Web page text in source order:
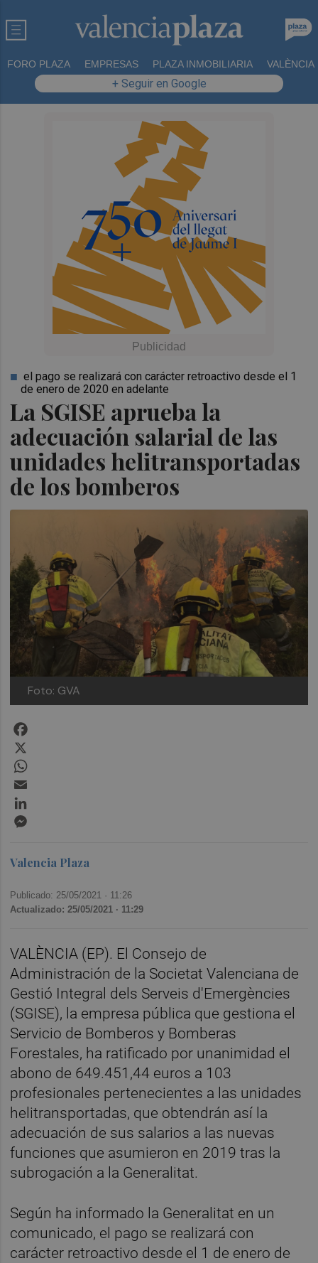
FORO PLAZA EMPRESAS PLAZA INMOBILIARIA VALÈNCIA
+ Seguir en Google
La SGISE aprueba la
adecuación salarial de las
unidades helitransportadas
de los bomberos
el pago se realizará con carácter retroactivo desde el 1
de enero de 2020 en adelante
Foto: GVA
Valencia Plaza
Publicado: 25/05/2021 · 11:26
Actualizado: 25/05/2021 · 11:29
VALÈNCIA (EP). El Consejo de
Administración de la Societat Valenciana de
Gestió Integral dels Serveis d'Emergències
(SGISE), la empresa pública que gestiona el
Servicio de Bomberos y Bomberas
Forestales, ha ratificado por unanimidad el
abono de 649.451,44 euros a 103
profesionales pertenecientes a las unidades
helitransportadas, que obtendrán así la
adecuación de sus salarios a las nuevas
funciones que asumieron en 2019 tras la
subrogación a la Generalitat.
Según ha informado la Generalitat en un
comunicado, el pago se realizará con
carácter retroactivo desde el 1 de enero de